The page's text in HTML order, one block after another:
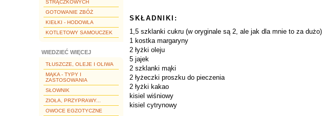
STRĄCZKOWYCH
GOTOWANIE ZBÓŻ
KIEŁKI - HODOWLA
KOTLETOWY SAMOUCZEK
WIEDZIEĆ WIĘCEJ
TŁUSZCZE, OLEJE I OLIWA
MĄKA - TYPY I
ZASTOSOWANIA
SŁOWNIK
ZIOŁA, PRZYPRAWY...
OWOCE EGZOTYCZNE
SKŁADNIKI:
1,5 szklanki cukru (w oryginale są 2, ale jak dla mnie to za dużo)
1 kostka margaryny
2 łyżki oleju
5 jajek
2 szklanki mąki
2 łyżeczki proszku do pieczenia
2 łyżki kakao
kisiel wiśniowy
kisiel cytrynowy